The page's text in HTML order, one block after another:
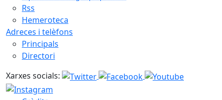
Rss
Hemeroteca
Adreces i telèfons
Principals
Directori
Xarxes socials: